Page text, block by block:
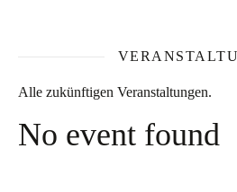
Alle zukünftigen Veranstaltungen.
No event found